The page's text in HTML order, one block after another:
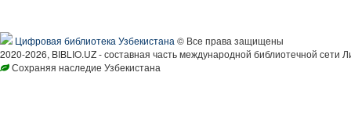
Цифровая библиотека Узбекистана © Все права защищены
2020-2026, BIBLIO.UZ - составная часть международной библиотечной сети
Сохраняя наследие Узбекистана